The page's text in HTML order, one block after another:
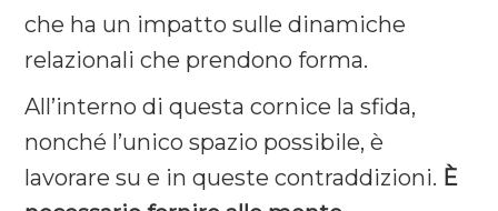
che ha un impatto sulle dinamiche
relazionali che prendono forma.
All’interno di questa cornice la sfida,
nonché l’unico spazio possibile, è
lavorare su e in queste contraddizioni. È